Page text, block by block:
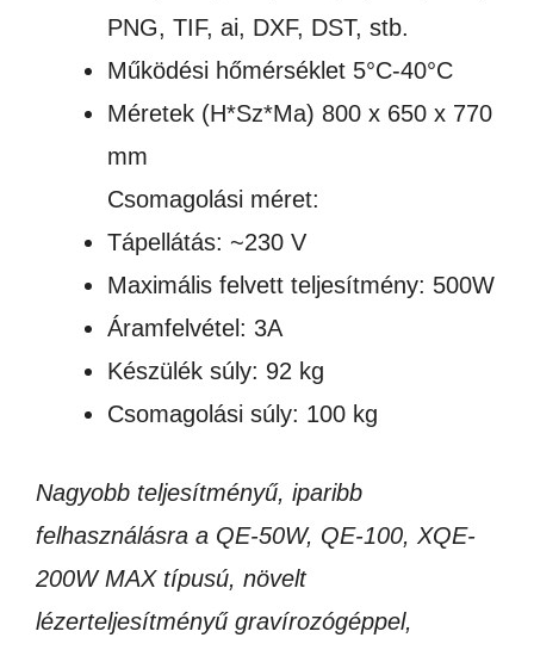
PNG, TIF, ai, DXF, DST, stb.
Működési hőmérséklet 5°C-40°C
Méretek (H*Sz*Ma) 800 x 650 x 770
mm
Csomagolási méret:
Tápellátás: ~230 V
Maximális felvett teljesítmény: 500W
Áramfelvétel: 3A
Készülék súly: 92 kg
Csomagolási súly: 100 kg
Nagyobb teljesítményű, iparibb
felhasználásra a QE-50W, QE-100, XQE-
200W MAX típusú, növelt
lézerteljesítményű gravírozógéppel,